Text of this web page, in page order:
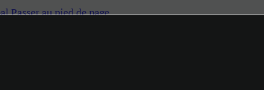
Passer au pied de page